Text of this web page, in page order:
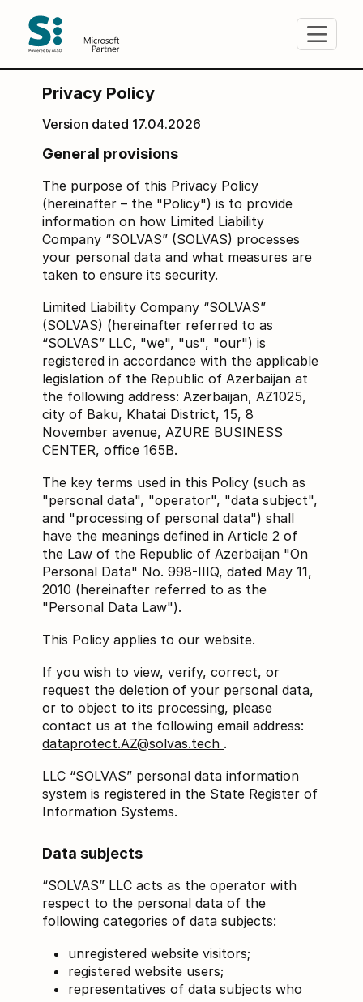
Fərdi məlumatların mühafizəsi siyasəti
Privacy Policy
Version dated 17.04.2026
General provisions
The purpose of this Privacy Policy
(hereinafter – the "Policy") is to provide
information on how Limited Liability
Company “SOLVAS” (SOLVAS) processes
your personal data and what measures are
taken to ensure its security.
Limited Liability Company “SOLVAS”
(SOLVAS) (hereinafter referred to as
“SOLVAS” LLC, "we", "us", "our") is
registered in accordance with the applicable
legislation of the Republic of Azerbaijan at
the following address: Azerbaijan, AZ1025,
city of Baku, Khatai District, 15, 8
November avenue, AZURE BUSINESS
CENTER, office 165B.
The key terms used in this Policy (such as
"personal data", "operator", "data subject",
and "processing of personal data") shall
have the meanings defined in Article 2 of
the Law of the Republic of Azerbaijan "On
Personal Data" No. 998-IIIQ, dated May 11,
2010 (hereinafter referred to as the
"Personal Data Law").
This Policy applies to our website.
If you wish to view, verify, correct, or
request the deletion of your personal data,
or to object to its processing, please
contact us at the following email address:
dataprotect.AZ@solvas.tech .
LLC “SOLVAS” personal data information
system is registered in the State Register of
Information Systems.
Data subjects
“SOLVAS” LLC acts as the operator with
respect to the personal data of the
following categories of data subjects:
unregistered website visitors;
registered website users;
representatives of data subjects who